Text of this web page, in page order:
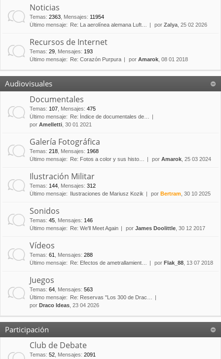
Noticias
Temas: 2363 Mensajes: 11954
Último mensaje:
Re: La aerolínea alemana Luft… por Zalya , 25 02 2026
Recursos de Internet
Temas: 29 Mensajes: 193
Último mensaje:
Re: Corazón Purpura por Amarok , 08 01 2018
Audiovisuales
Documentales
Temas: 107 Mensajes: 475
Último mensaje:
Re: Índice de documentales de…
por Amelletti , 30 01 2021
Galería Fotográfica
Temas: 218 Mensajes: 1968
Último mensaje:
Re: Fotos a color y sus histo… por Amarok , 25 03 2024
Ilustración Militar
Temas: 144 Mensajes: 312
Último mensaje:
Ilustraciones de Mariusz Kozik por Bertram , 30 10 2025
Sonidos
Temas: 45 Mensajes: 146
Último mensaje:
Re: We'll Meet Again por James Doolittle , 30 12 2017
Vídeos
Temas: 61 Mensajes: 288
Último mensaje:
Re: Efectos de ametrallamient… por Flak_88 , 13 07 2018
Juegos
Temas: 64 Mensajes: 563
Último mensaje:
Re: Reservas "Los 300 de Drac…
por Draco Ideas , 23 04 2026
Participación
Club de Debate
Temas: 52 Mensajes: 2091